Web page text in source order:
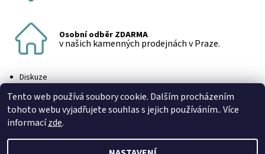
Osobní odběr ZDARMA
v našich kamenných prodejnách v Praze.
Diskuze
Přidat komentář
Tento web používá soubory cookie. Dalším procházením
tohoto webu vyjadřujete souhlas s jejich používáním.. Více
informacízde.